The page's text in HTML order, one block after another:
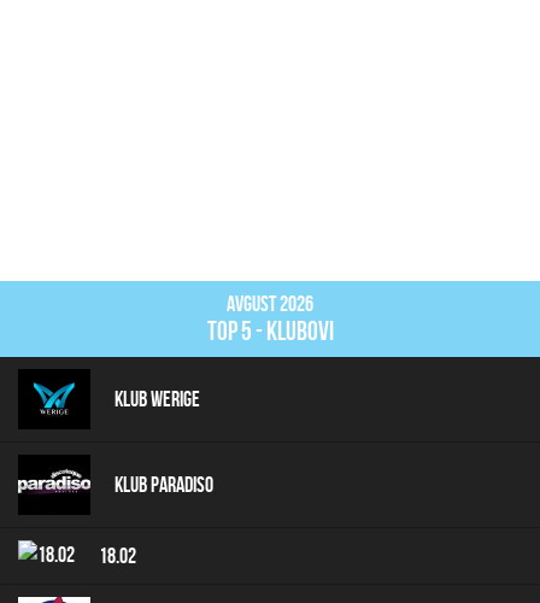
Avgust 2026
top 5 - klubovi
Klub Werige
Klub Paradiso
18.02